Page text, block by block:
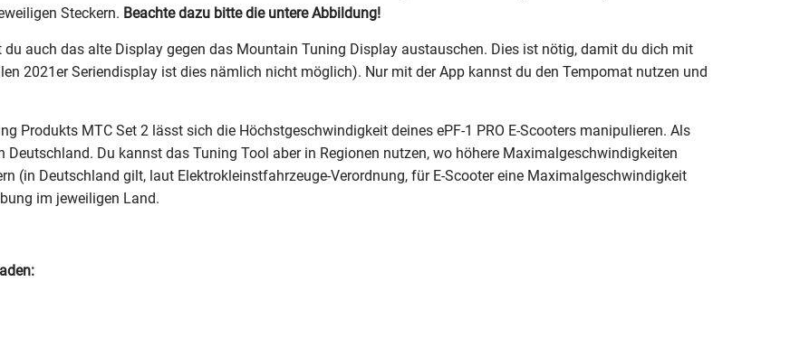
Steckern. Beachte dazu bitte die untere Abbildung!
du auch das alte Display gegen das Mountain Tuning Display austauschen. Dies ist nötig, damit du dich mit
2021er Seriendisplay ist dies nämlich nicht möglich). Nur mit der App kannst du den Tempomat nutzen und
Produkts MTC Set 2 lässt sich die Höchstgeschwindigkeit deines ePF-1 PRO E-Scooters manipulieren. Als
Deutschland. Du kannst das Tuning Tool aber in Regionen nutzen, wo höhere Maximalgeschwindigkeiten
(in Deutschland gilt, laut Elektrokleinstfahrzeuge-Verordnung, für E-Scooter eine Maximalgeschwindigkeit
im jeweiligen Land.